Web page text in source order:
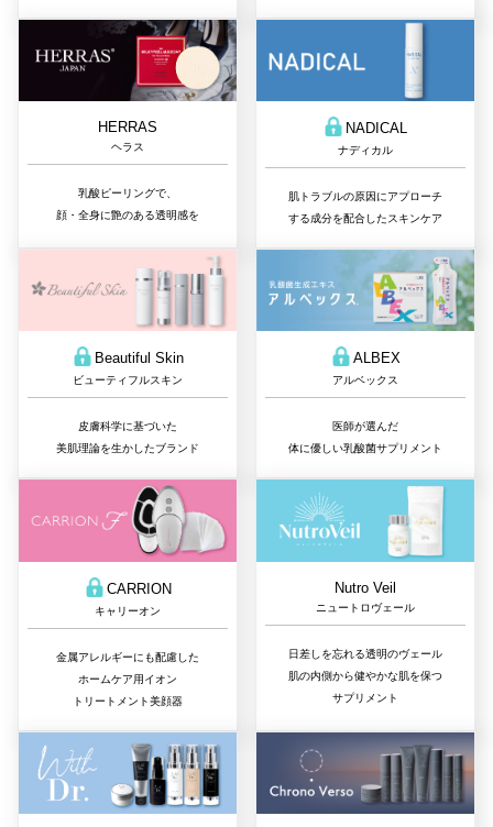
HERRAS
ヘラス
乳酸ピーリングで、
顔・全身に艶のある透明感を
NADICAL
ナディカル
肌トラブルの原因にアプローチ
する成分を配合したスキンケア
Beautiful Skin
ビューティフルスキン
皮膚科学に基づいた
美肌理論を生かしたブランド
ALBEX
アルベックス
医師が選んだ
体に優しい乳酸菌サプリメント
CARRION
キャリーオン
金属アレルギーにも配慮した
ホームケア用イオン
トリートメント美顔器
Nutro Veil
ニュートロヴェール
日差しを忘れる透明のヴェール
肌の内側から健やかな肌を保つ
サプリメント